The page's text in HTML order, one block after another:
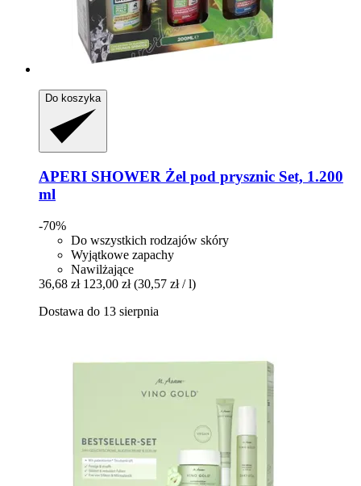
Do koszyka
APERI SHOWER Żel pod prysznic Set, 1.200
ml
-70%
Do wszystkich rodzajów skóry
Wyjątkowe zapachy
Nawilżające
36,68 zł 123,00 zł (30,57 zł / l)
Dostawa do 13 sierpnia